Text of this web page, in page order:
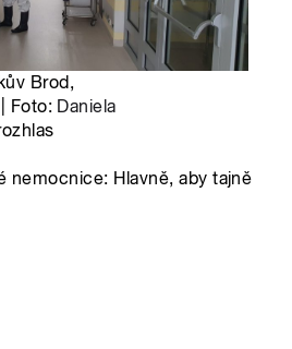
Brod,
Foto: Daniela
nemocnice: Hlavně, aby tajně